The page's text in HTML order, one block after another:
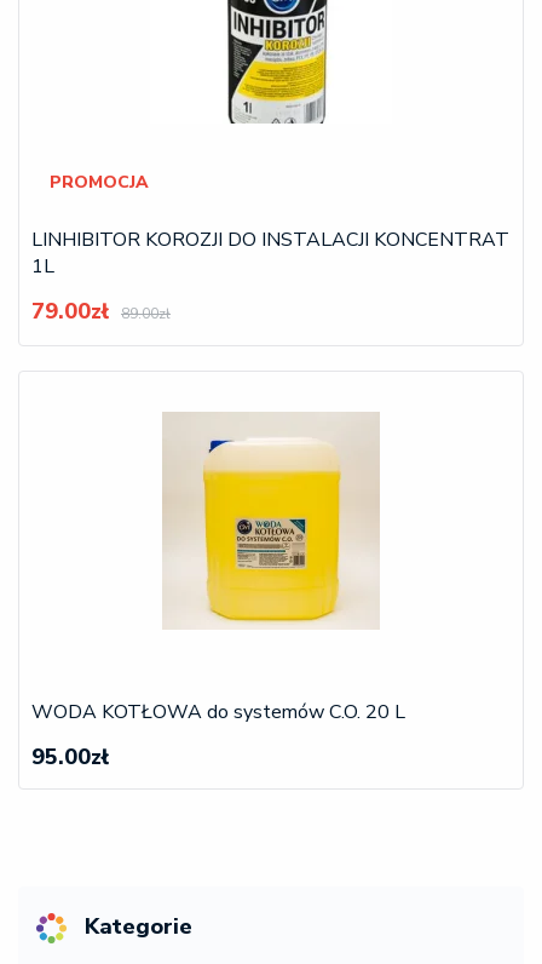
PROMOCJA
LINHIBITOR KOROZJI DO INSTALACJI KONCENTRAT
1L
79.00zł 89.00zł
WODA KOTŁOWA do systemów C.O. 20 L
95.00zł
Kategorie